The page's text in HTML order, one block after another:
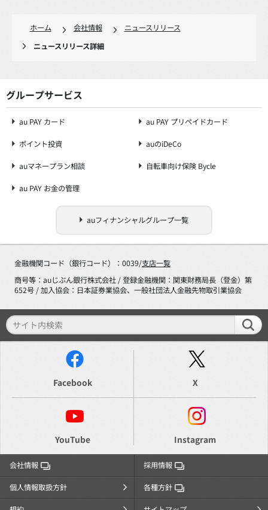
ホーム 会社情報
ニュースリリース
ニュースリリース詳細
グループサービス
au PAY カード au PAY プリペイドカード
ポイント投資 auのiDeCo
auマネープラン相談 自転車向け保険 Bycle
au PAY お金の管理
auフィナンシャルグループ一覧
金融機関コード（銀行コード）：0039/支店一覧
商号等：auじぶん銀行株式会社 / 登録金融機関：関東財務局長（登金）第
652号 / 加入協会：日本証券業協会、一般社団法人金融先物取引業協会
Facebook X
YouTube Instagram
会社情報 採用情報
個人情報取扱方針 各種方針